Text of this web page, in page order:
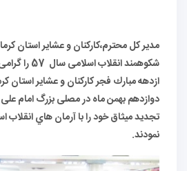
مدیر کل محترم،کارکنان و عشایر استان
شکوهمند انقلاب
ازدهه مبارك فجر کارکنان و عشایر استان
دوازدهم بهمن ماه در مصلی بزرگ امام علی
تجديد میثاق خود را با آرمان هاي انقلاب
نمودند.